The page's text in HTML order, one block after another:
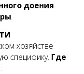
доения.
.
хозяйстве
специфику. Где
: